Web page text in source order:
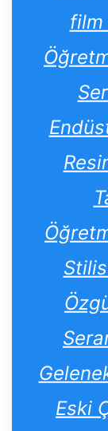
film
Eski